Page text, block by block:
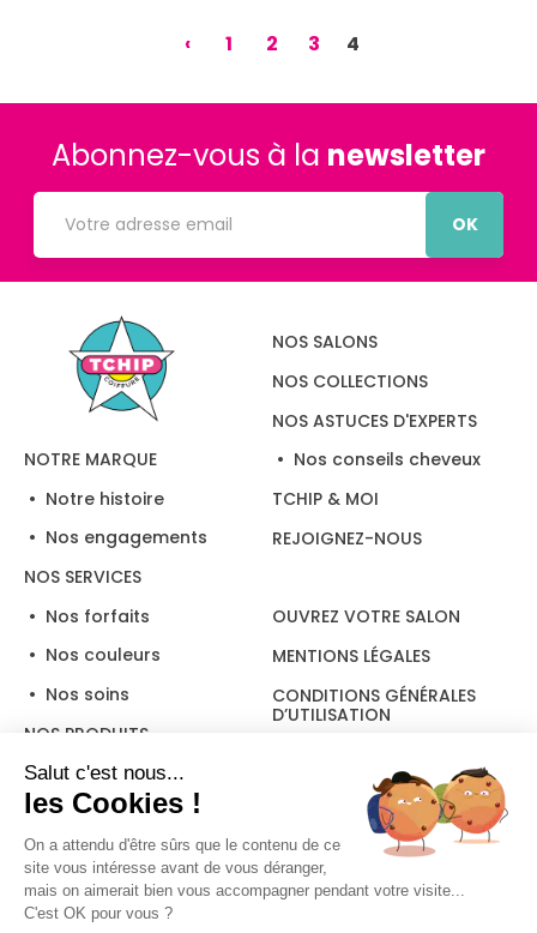
‹ 1 2 3 4
Abonnez-vous à la newsletter
OK
NOTRE MARQUE
Notre histoire
Nos engagements
NOS SERVICES
Nos forfaits
Nos couleurs
Nos soins
NOS PRODUITS
NOS SALONS
NOS COLLECTIONS
NOS ASTUCES D'EXPERTS
Nos conseils cheveux
TCHIP & MOI
REJOIGNEZ-NOUS
OUVREZ VOTRE SALON
MENTIONS LÉGALES
CONDITIONS GÉNÉRALES
D’UTILISATION
Suivez-nous
Salut c'est nous...
les Cookies !
On a attendu d'être sûrs que le contenu de ce
site vous intéresse avant de vous déranger,
mais on aimerait bien vous accompagner pendant votre visite...
C'est OK pour vous ?